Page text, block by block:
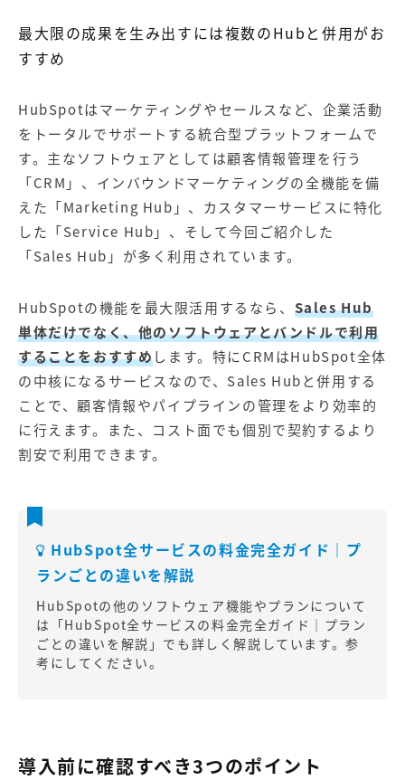
最大限の成果を生み出すには複数のHubと併用がお
すすめ
HubSpotはマーケティングやセールスなど、企業活動
をトータルでサポートする統合型プラットフォームで
す。主なソフトウェアとしては顧客情報管理を行う
「CRM」、インバウンドマーケティングの全機能を備
えた「Marketing Hub」、カスタマーサービスに特化
した「Service Hub」、そして今回ご紹介した
「Sales Hub」が多く利用されています。
HubSpotの機能を最大限活用するなら、 Sales Hub
単体だけでなく、他のソフトウェアとバンドルで利用
することをおすすめします。特にCRMはHubSpot全体
の中核になるサービスなので、Sales Hubと併用する
ことで、顧客情報やパイプラインの管理をより効率的
に行えます。また、コスト面でも個別で契約するより
割安で利用できます。
HubSpot全サービスの料金完全ガイド｜プ
ランごとの違いを解説
HubSpotの他のソフトウェア機能やプランについて
は「HubSpot全サービスの料金完全ガイド｜プラン
ごとの違いを解説 」でも詳しく解説しています。参
考にしてください。
導入前に確認すべき3つのポイント